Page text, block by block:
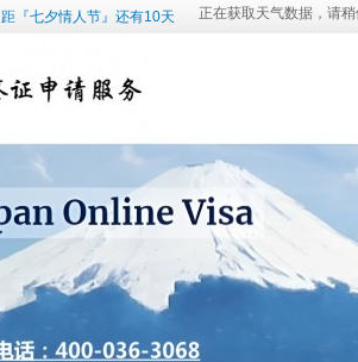
距『七夕情人节』还有10天